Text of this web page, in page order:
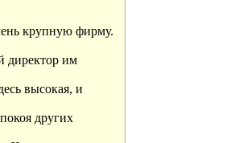
крупную фирму.
директор им
высокая, и
других